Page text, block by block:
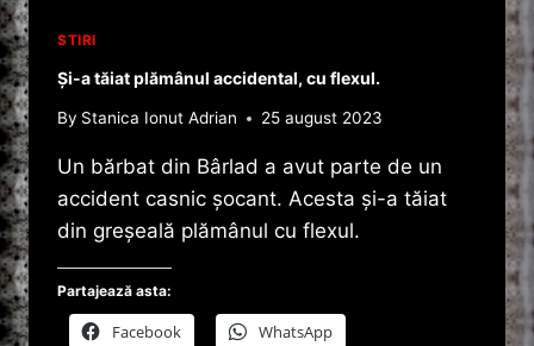
STIRI
Și-a tăiat plămânul accidental, cu flexul.
By Stanica Ionut Adrian 25 august 2023
Un bărbat din Bârlad a avut parte de un
accident casnic șocant. Acesta și-a tăiat
din greșeală plămânul cu flexul.
Partajează asta:
Facebook WhatsApp